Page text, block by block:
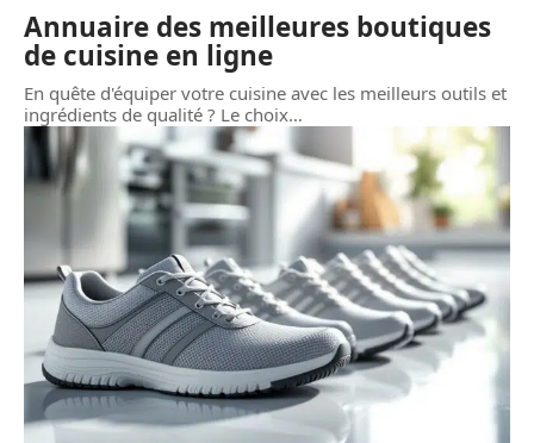
Annuaire des meilleures boutiques
de cuisine en ligne
En quête d'équiper votre cuisine avec les meilleurs outils et
ingrédients de qualité ? Le choix…